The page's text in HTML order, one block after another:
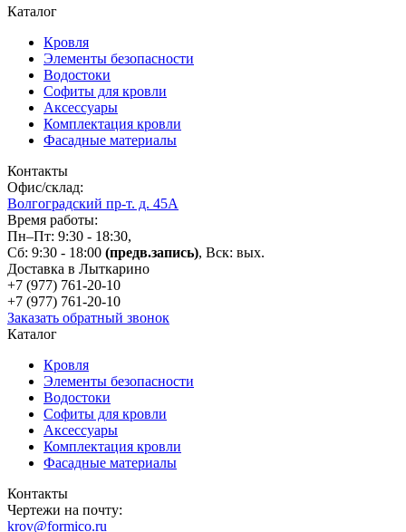
Каталог
Кровля
Элементы безопасности
Водостоки
Софиты для кровли
Аксессуары
Комплектация кровли
Фасадные материалы
Контакты
Офис/склад:
Волгоградский пр-т. д. 45А
Время работы:
Пн–Пт: 9:30 - 18:30,
Сб: 9:30 - 18:00 (предв.запись), Вск: вых.
Доставка в Лыткарино
+7 (977) 761-20-10
+7 (977) 761-20-10
Заказать обратный звонок
Каталог
Кровля
Элементы безопасности
Водостоки
Софиты для кровли
Аксессуары
Комплектация кровли
Фасадные материалы
Контакты
Чертежи на почту:
krov@formico.ru